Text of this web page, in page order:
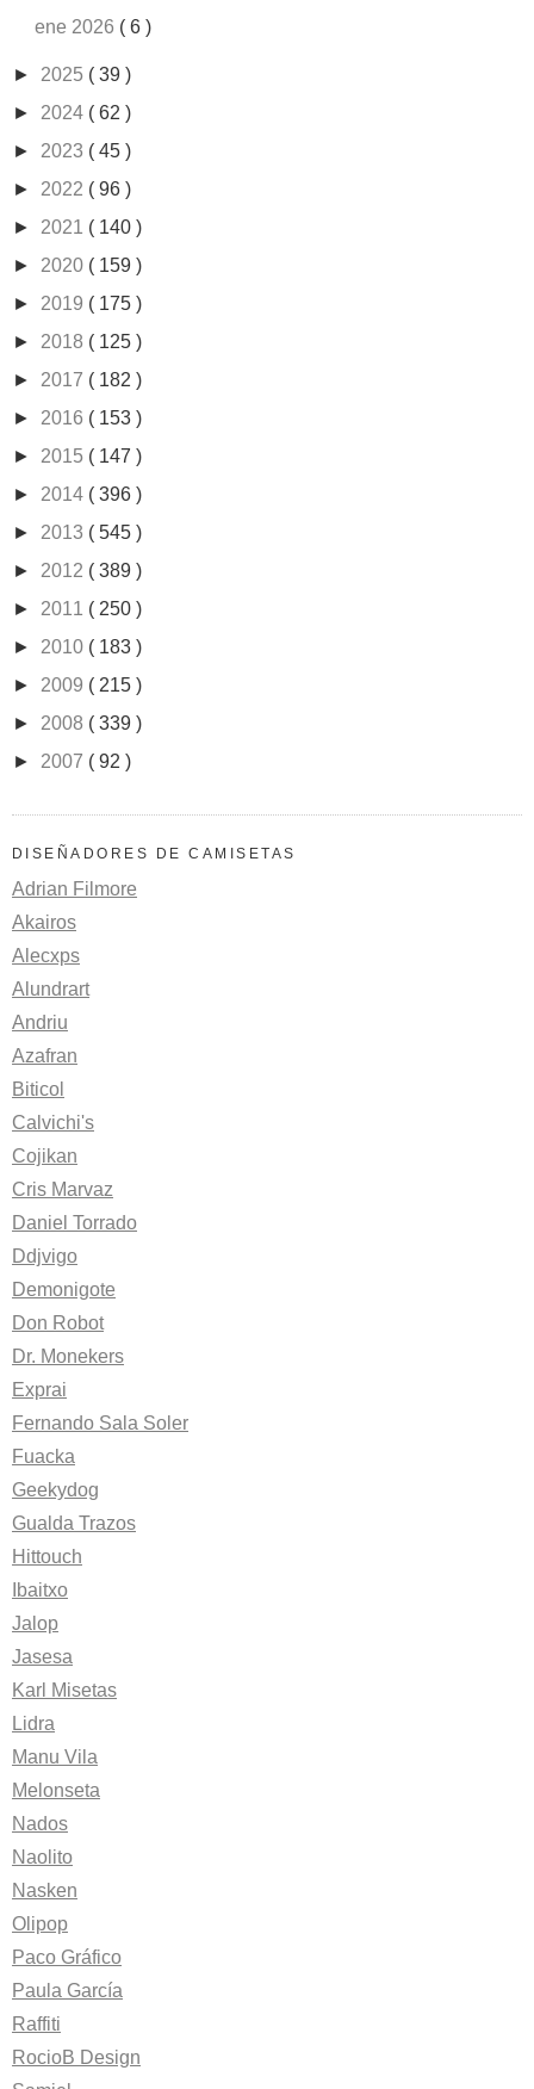
ene 2026 ( 6 )
► 2025 ( 39 )
► 2024 ( 62 )
► 2023 ( 45 )
► 2022 ( 96 )
► 2021 ( 140 )
► 2020 ( 159 )
► 2019 ( 175 )
► 2018 ( 125 )
► 2017 ( 182 )
► 2016 ( 153 )
► 2015 ( 147 )
► 2014 ( 396 )
► 2013 ( 545 )
► 2012 ( 389 )
► 2011 ( 250 )
► 2010 ( 183 )
► 2009 ( 215 )
► 2008 ( 339 )
► 2007 ( 92 )
DISEÑADORES DE CAMISETAS
Adrian Filmore
Akairos
Alecxps
Alundrart
Andriu
Azafran
Biticol
Calvichi's
Cojikan
Cris Marvaz
Daniel Torrado
Ddjvigo
Demonigote
Don Robot
Dr. Monekers
Exprai
Fernando Sala Soler
Fuacka
Geekydog
Gualda Trazos
Hittouch
Ibaitxo
Jalop
Jasesa
Karl Misetas
Lidra
Manu Vila
Melonseta
Nados
Naolito
Nasken
Olipop
Paco Gráfico
Paula García
Raffiti
RocioB Design